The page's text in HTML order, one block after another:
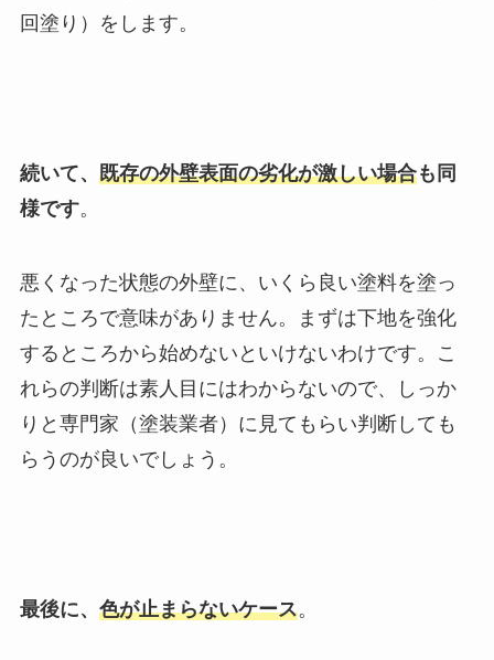
回塗り）をします。
続いて、 既存の外壁表面の劣化が激しい場合も同
様です。
悪くなった状態の外壁に、いくら良い塗料を塗っ
たところで意味がありません。
まずは下地を強化
するところから始めないといけないわけです。
こ
れらの判断は素人目にはわからないので、しっか
りと専門家（塗装業者）に見てもらい判断しても
らうのが良いでしょう。
最後に、 色が止まらないケース。